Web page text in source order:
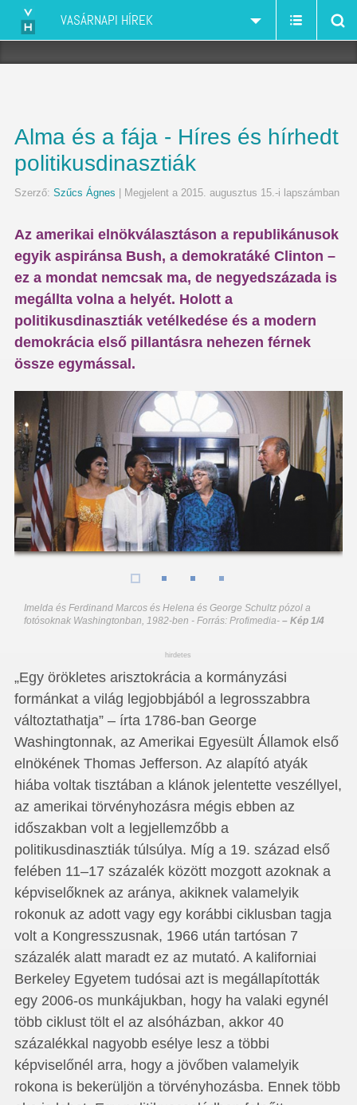
VASÁRNAPI HÍREK
Alma és a fája - Híres és hírhedt
politikusdinasztiák
Szerző: Szűcs Ágnes | Megjelent a 2015. augusztus 15.-i lapszámban
Az amerikai elnökválasztáson a republikánusok
egyik aspiránsa Bush, a demokratáké Clinton –
ez a mondat nemcsak ma, de negyedszázada is
megállta volna a helyét. Holott a
politikusdinasztiák vetélkedése és a modern
demokrácia első pillantásra nehezen férnek
össze egymással.
Imelda és Ferdinand Marcos és Helena és George Schultz pózol a
fotósoknak Washingtonban, 1982-ben - Forrás: Profimedia-– Kép 1/4
hirdetes
„Egy örökletes arisztokrácia a kormányzási
formánkat a világ legjobbjából a legrosszabbra
változtathatja” – írta 1786-ban George
Washingtonnak, az Amerikai Egyesült Államok első
elnökének Thomas Jefferson. Az alapító atyák
hiába voltak tisztában a klánok jelentette veszéllyel,
az amerikai törvényhozásra mégis ebben az
időszakban volt a legjellemzőbb a
politikusdinasztiák túlsúlya. Míg a 19. század első
felében 11–17 százalék között mozgott azoknak a
képviselőknek az aránya, akiknek valamelyik
rokonuk az adott vagy egy korábbi ciklusban tagja
volt a Kongresszusnak, 1966 után tartósan 7
százalék alatt maradt ez az mutató. A kaliforniai
Berkeley Egyetem tudósai azt is megállapították
egy 2006-os munkájukban, hogy ha valaki egynél
több ciklust tölt el az alsóházban, akkor 40
százalékkal nagyobb esélye lesz a többi
képviselőnél arra, hogy a jövőben valamelyik
rokona is bekerüljön a törvényhozásba. Ennek több